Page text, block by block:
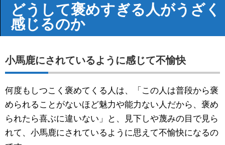
どうして褒めすぎる人がうざく
感じるのか
小馬鹿にされているように感じて不愉快
何度もしつこく褒めてくる人は、「この人は普段から褒
められることがないほど魅力や能力ない人だから、褒め
られたら喜ぶに違いない」と、見下しや蔑みの目で見ら
れて、小馬鹿にされているように思えて不愉快になるの